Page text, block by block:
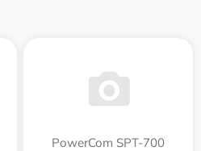
PowerCom SPT-700